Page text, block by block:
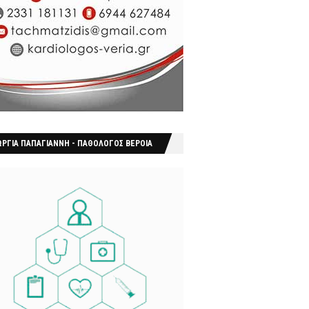
ΠΑΠΑΓΙΑΝΝΗ - ΠΑΘΟΛΟΓΟΣ ΒΕΡΟΙΑ